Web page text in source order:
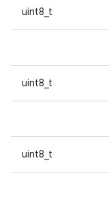
uint8_t
uint8_t
uint8_t